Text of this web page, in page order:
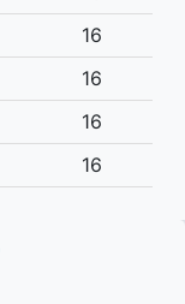
16
16
16
16